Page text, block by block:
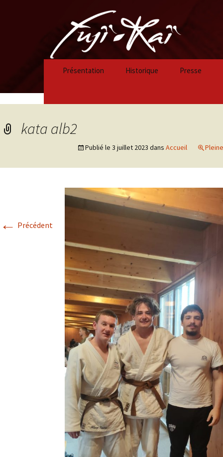
Présentation Historique
Historique 2018/2019
Historique 2016-2017
Historique 2015-2016
Presse
kata alb2
Publié le 3 juillet 2023 dans Accueil
← Précédent